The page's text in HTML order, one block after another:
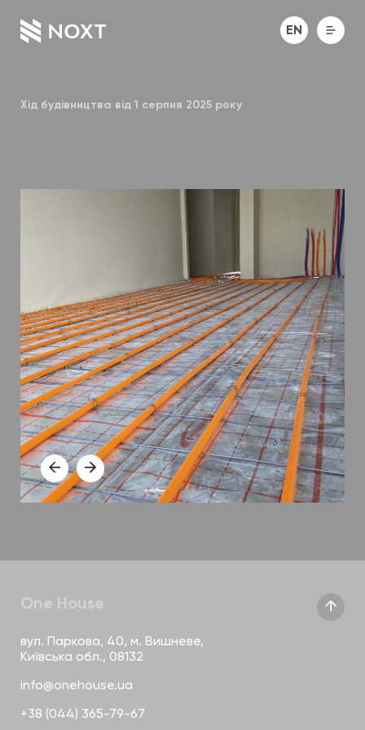
EN
Хід будівництва від 1 серпня 2025 року
One House
вул. Паркова, 40, м. Вишневе,
Київська обл., 08132
info@onehouse.ua
+38 (044) 365-79-67